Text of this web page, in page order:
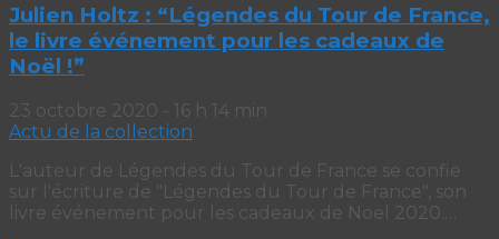
Julien Holtz : “Légendes du Tour de France,
le livre événement pour les cadeaux de
Noël !”
23 octobre 2020 - 16 h 14 min
Actu de la collection
L'auteur de Légendes du Tour de France se confie
sur l'écriture de "Légendes du Tour de France", son
livre événement pour les cadeaux de Noël 2020.…